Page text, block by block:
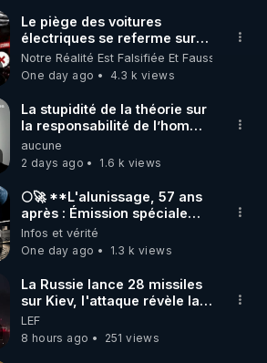
Le piège des voitures
électriques se referme sur
les usagers !
Notre Réalité Est Falsifiée Et Fausse
One day ago
4.3 k views
La stupidité de la théorie sur
la responsabilité de l’homme
concernant le dioxyde de
carbone.
aucune
2 days ago
1.6 k views
🌕🚀 **L'alunissage, 57 ans
après : Émission spéciale
avec John Doe !** 👨 🚀✨
Infos et vérité
One day ago
1.3 k views
La Russie lance 28 missiles
sur Kiev, l'attaque révèle la
faiblesse de Kiev
LEF
8 hours ago
251 views